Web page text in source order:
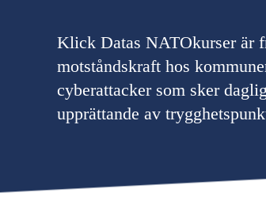
Klick Datas NATOkurser är
motståndskraft hos
cyberattacker som sker
upprättande av